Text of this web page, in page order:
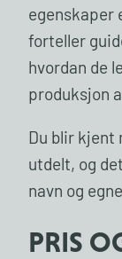
egenskaper
forteller
hvordan de
produksjon
Du blir kjent
utdelt, og
navn og
PRIS